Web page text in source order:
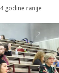
4 godine ranije